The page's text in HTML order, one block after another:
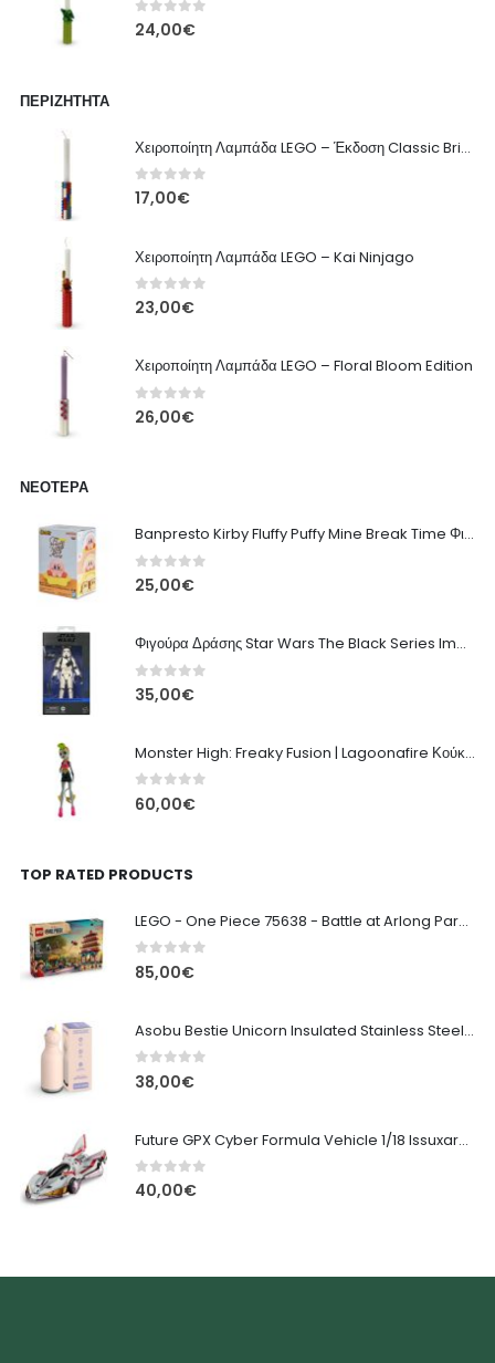
0 out of 5
24,00€
ΠΕΡΙΖΉΤΗΤΑ
Χειροποίητη Λαμπάδα LEGO – Έκδοση Classic Brick
0out of 5
17,00€
Χειροποίητη Λαμπάδα LEGO – Kai Ninjago
0out of 5
23,00€
Χειροποίητη Λαμπάδα LEGO – Floral Bloom Edition
0out of 5
26,00€
ΝΕΌΤΕΡΑ
Banpresto Kirby Fluffy Puffy Mine Break Time Φιγούρα – Α' Έκδοση
0out of 5
25,00€
Φιγούρα Δράσης Star Wars The Black Series Imperial Remnant Stormtrooper #05
0out of 5
35,00€
Monster High: Freaky Fusion | Lagoonafire Κούκλα Mattel 2013 - 28εκ
0 out of 5
60,00€
TOP RATED PRODUCTS
LEGO - One Piece 75638 - Battle at Arlong Park - 926 pieces
0out of 5
85,00€
Asobu Bestie Unicorn Insulated Stainless Steel Bottle - 460ml
0out of 5
38,00€
Future GPX Cyber Formula Vehicle 1/18 Issuxark Heritage Edition
0 out of 5
40,00€